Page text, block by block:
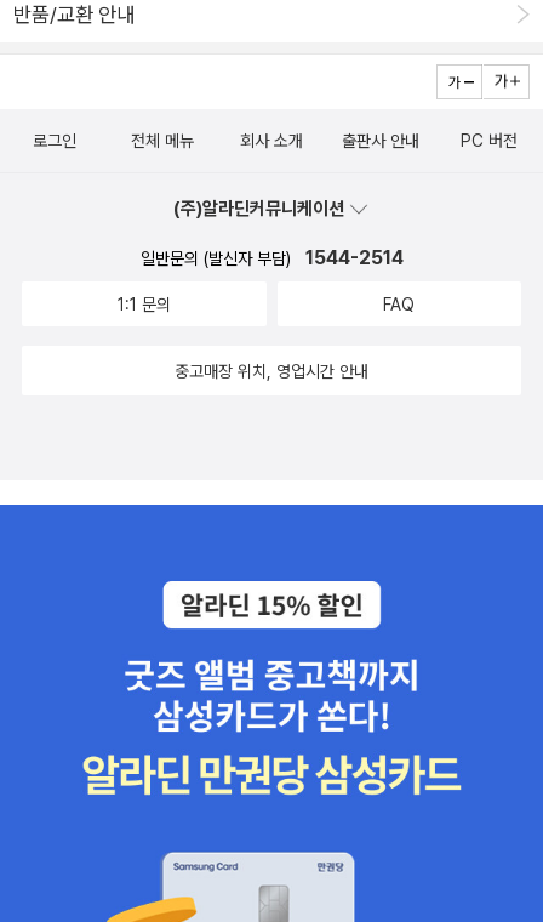
여러가지 일을 배우고싶어하지만, <아웃라이어>에서 말콤 글래드웰
건 현실적으로 어렵다는 생각을 가지고, 원하는 목적에 맞게 계획을
니다. 그래도 단시간에 배울 수 있는 비법을 설명할 것 같아서, 기대하
표지에는 생각의 2중 스캐닝기법 : 생각을 폭발시키는 생각의 점화장
는 것을 다시 생각하는 것’이다. 개념적으로 메타인지(meta-cogniti
on)와 유사하지만 메타생각은 실제로 창의적인 생각을 구현 할 수 있
지만, 공부방법론과는 차이가 있다고 합니다.. 수학책은 아니면서도
의 핵심개념을 도입하여, 생각을 정리하는 방식을 설명합니다. 매일
다양한 환경에서 매번 다른 문제를 만나게 되므로 다양한 생각을 빠
의 저자는 활용가능한 효과적인 프로그램을 제공하는 것을 목적으로
하는 컨설팅기업이라고 합니다.나는 왜? --- 인문, 에세이,
우연이겠죠. 어쩌다보니.... 이 책들은 노란표지에 더하여, 제목이 나
아닌 줄 알면서도 반복하게 되는 것들, 입니다. 타이완의 정신과의사
이며, 심리학자이기도 한 저자가 쓴 책으로, 앞의 책인 <사랑 우리가
만에 내놨다. 작품은 채만식의 <탁류>다. 문학동네 한국현대문학전
은 앨리엇학회가 엮은 앨리엇분석서다. 다른 앨리엇총서가 나온지 얼
츠제럴드의 <밤은 부드러워>와 미국작가 카슨 매컬러스의 <마음은
다. 작가는 미국의 도로시 앨리슨이다. <디센던트>는 영화개봉 한지
가 언젠데 지금 소설이 나왔다. 개인적으로 영화는 큰 감흥이 없었던
목의 소설이다. 다른 외국저자들의 평가 또한 후해서 궁금하게 만드
는 소설이다. <일요일의 카페>라는 여유가 느껴지는 이 소설은 프란
에서 일어나는 소박한 일상속에서 삶의의미를 찾아간다는 내용인 듯.
<일백 개의 산을 넘어>는 레이나 그란데라는 작가의 소설이다. 우리
트만의 <개같은 시절>이 유일하게 나온 이 주의 소설이다. 비정상적
다. 작가는 프랑스의 프랑수아즈 샹데르나고르다. (이름이 너무 어렵
고 소설도 고대시대 배경이라니..) 생소한 이탈리아 소설인 <내가 원
반품/교환 안내
로그인 전체 메뉴 회사 소개 출판사 안내 PC 버전
(주)알라딘커뮤니케이션
일반문의 (발신자 부담) 1544-2514
1:1 문의 FAQ
중고매장 위치, 영업시간 안내